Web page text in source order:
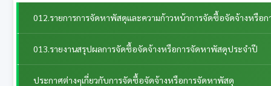
012.รายการการจัดหาพัสดุและความก้าวหน้าการจัดซื้อจัดจ้างหรือ
013.รายงานสรุปผลการจัดซื้อจัดจ้างหรือการจัดหาพัสดุประจำปี
ประกาศต่างๆเกี่ยวกับการจัดซื้อจัดจ้างหรือการจัดหาพัสดุ